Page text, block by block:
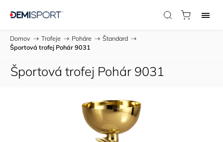
Domov / Trofeje / Poháre / Štandard /
Športová trofej Pohár 9031
Športová trofej Pohár 9031